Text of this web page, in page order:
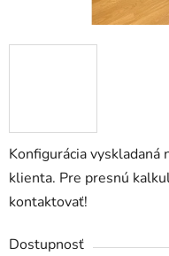
Konfigurácia vyskladaná
klienta. Pre presnú
kontaktovať!
Dostupnosť